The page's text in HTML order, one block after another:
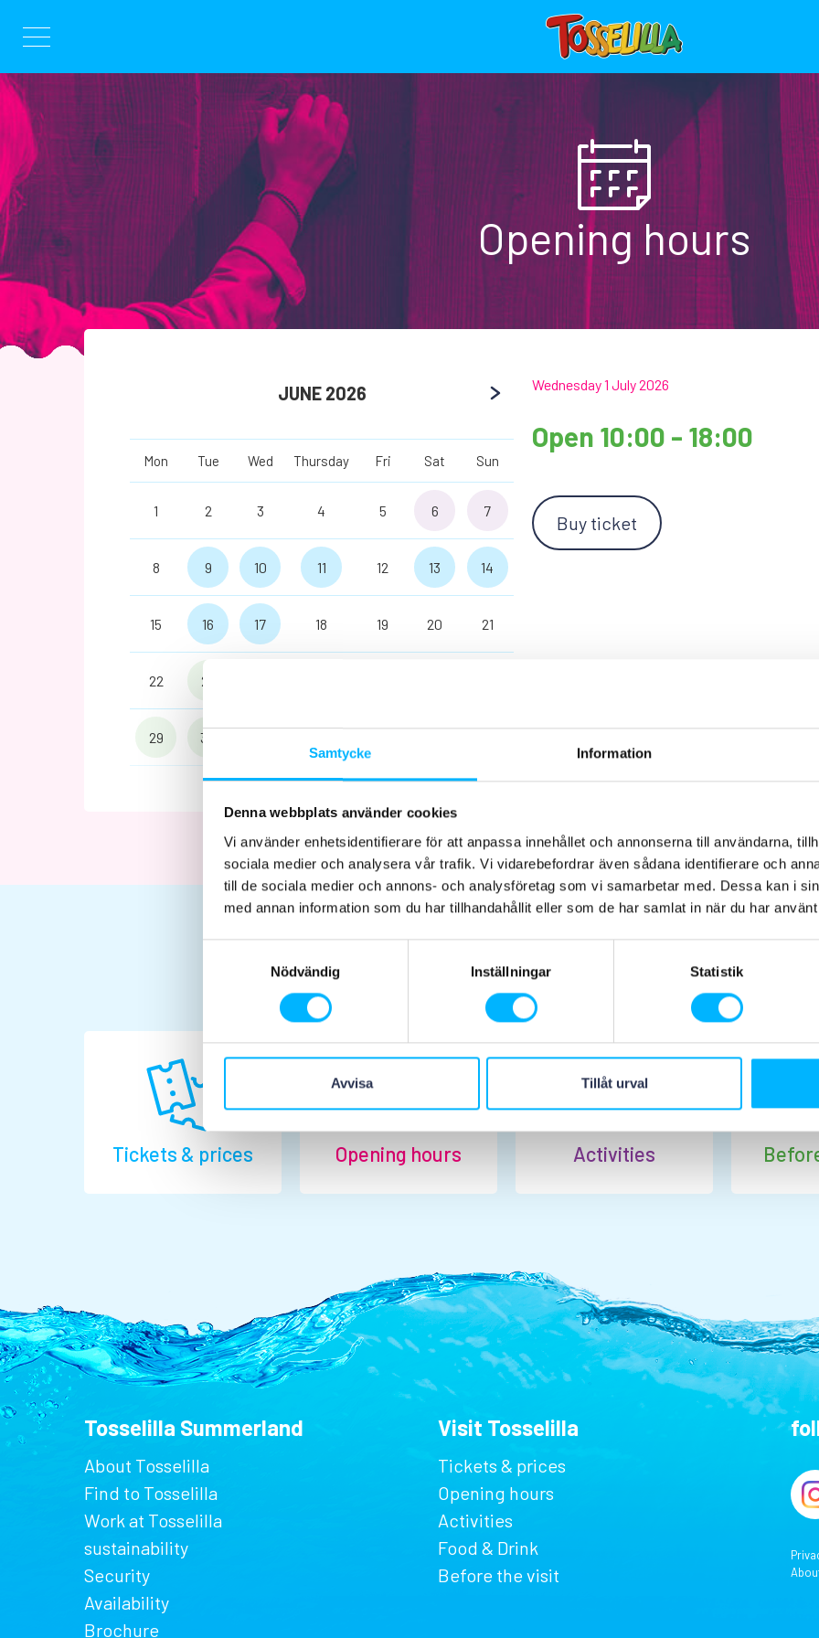
Samtycke Information
Denna webbplats använder cookies
Vi använder enhetsidentifierare för att anpassa innehållet och annonserna till användarna,
sociala medier och analysera vår trafik. Vi vidarebefordrar även sådana identifierare och
till de sociala medier och annons- och analysföretag som vi samarbetar med. Dessa kan i
med annan information som du har tillhandahållit eller som de har samlat in när du har
Nödvändig
Inställningar Statistik
Avvisa Tillåt urval
Skip
to
content
Opening hours
JUNE 2026
Mon Tue Wed Thursday Fri Sat Sun
1 2 3 4 5 6 7
8 9 10 11 12 13 14
15 16 17 18 19 20 21
22 23
29 30
Wednesday 1 July 2026
Open 10:00 - 18:00
Buy ticket
Planera ditt besök
Tickets & prices Opening hours Activities
Tosselilla Summerland
About Tosselilla
Find to Tosselilla
Work at Tosselilla
sustainability
Security
Availability
Brochure
Visit Tosselilla
Tickets & prices
Opening hours
Activities
Food & Drink
Before the visit